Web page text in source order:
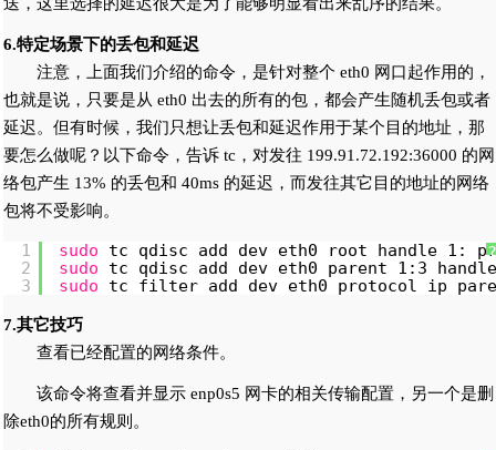
6.特定场景下的丢包和延迟
注意，上面我们介绍的命令，是针对整个 eth0 网口起作用的，
也就是说，只要是从 eth0 出去的所有的包，都会产生随机丢包或者
延迟。但有时候，我们只想让丢包和延迟作用于某个目的地址，那
要怎么做呢？以下命令，告诉 tc，对发往 199.91.72.192:36000 的网
络包产生 13% 的丢包和 40ms 的延迟，而发往其它目的地址的网络
包将不受影响。
?
1
2
3
sudo
tc qdisc add dev eth0 root handle 1:
sudo
tc qdisc add dev eth0 parent 1:3
sudo
tc filter add dev eth0 protocol ip
7.其它技巧
查看已经配置的网络条件。
该命令将查看并显示 enp0s5 网卡的相关传输配置，另一个是删
除eth0的所有规则。